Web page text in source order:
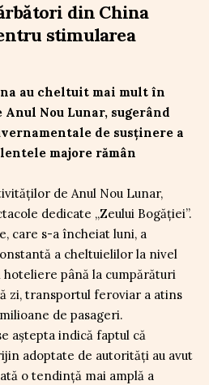
din China
stimularea
au cheltuit mai mult în
Nou Lunar, sugerând
de susținere a
majore rămân
de Anul Nou Lunar,
dedicate „Zeului Bogăției”.
care s-a încheiat luni, a
a cheltuielilor la nivel
până la cumpărături
zi, transportul feroviar a atins
de pasageri.
aștepta indică faptul că
adoptate de autorități au avut
o tendință mai amplă a